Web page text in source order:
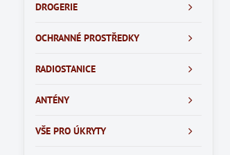
DROGERIE
OCHRANNÉ PROSTŘEDKY
RADIOSTANICE
ANTÉNY
VŠE PRO ÚKRYTY